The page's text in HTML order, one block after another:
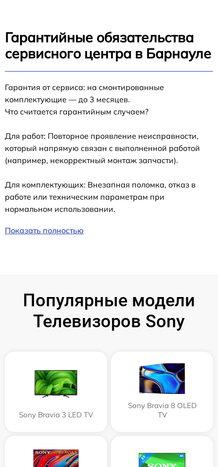
Гарантийные обязательства
сервисного центра в Барнауле
Гарантия от сервиса: на смонтированные
комплектующие — до 3 месяцев.
Что считается гарантийным случаем?
Для работ: Повторное проявление неисправности,
который напрямую связан с выполненной работой
(например, некорректный монтаж запчасти).
Для комплектующих: Внезапная поломка, отказ в
работе или техническим параметрам при
нормальном использовании.
Показать полностью
Популярные модели
Телевизоров Sony
Sony Bravia 3 LED TV
Sony Bravia 8 OLED
TV